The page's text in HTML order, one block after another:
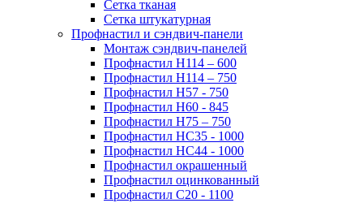
Сетка тканая
Сетка штукатурная
Профнастил и сэндвич-панели
Монтаж сэндвич-панелей
Профнастил Н114 – 600
Профнастил Н114 – 750
Профнастил Н57 - 750
Профнастил Н60 - 845
Профнастил Н75 – 750
Профнастил НС35 - 1000
Профнастил НС44 - 1000
Профнастил окрашенный
Профнастил оцинкованный
Профнастил С20 - 1100